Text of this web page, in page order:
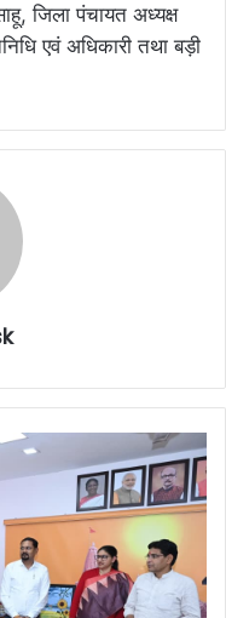
जिला पंचायत अध्यक्ष
एवं अधिकारी तथा बड़ी